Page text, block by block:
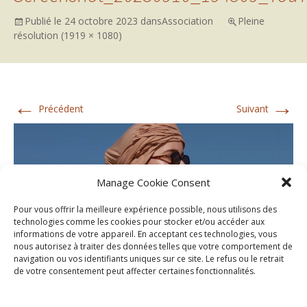
Manage Cookie Consent
Pour vous offrir la meilleure expérience possible, nous utilisons des
technologies comme les cookies pour stocker et/ou accéder aux
informations de votre appareil. En acceptant ces technologies, vous
nous autorisez à traiter des données telles que votre comportement de
navigation ou vos identifiants uniques sur ce site. Le refus ou le retrait
de votre consentement peut affecter certaines fonctionnalités.
Publié le 24 octobre 2023 dansAssociation
Pleine
résolution (1919 × 1080)
← Précédent Suivant →